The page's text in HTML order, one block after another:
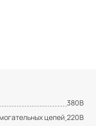
380В
цепей 220В